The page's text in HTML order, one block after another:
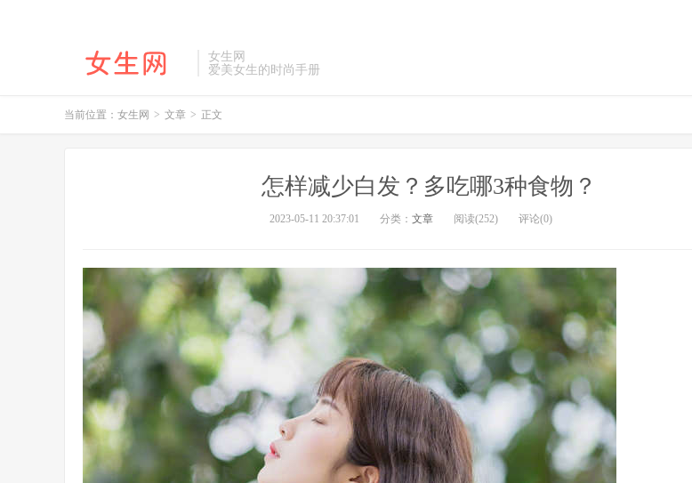
女生网
爱美女生的时尚手册
当前位置： 女生网 > 文章 > 正文
怎样减少白发？多吃哪3种食物？
2023-05-11 20:37:01 分类： 文章 阅读(252) 评论(0)